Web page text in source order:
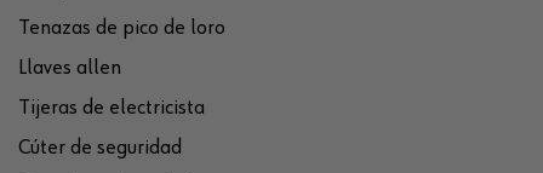
Tenazas de pico de loro
Llaves allen
Tijeras de electricista
Cúter de seguridad